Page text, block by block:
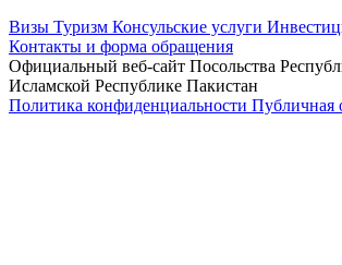
Визы Туризм Консульские услуги
Контакты и форма обращения
Официальный веб-сайт Посольства
Исламской Республике Пакистан
Политика конфиденциальности Публичная